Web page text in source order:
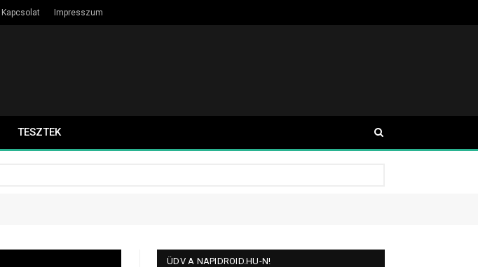
Kapcsolat Impresszum
TESZTEK
ÜDV A NAPIDROID.HU-N!